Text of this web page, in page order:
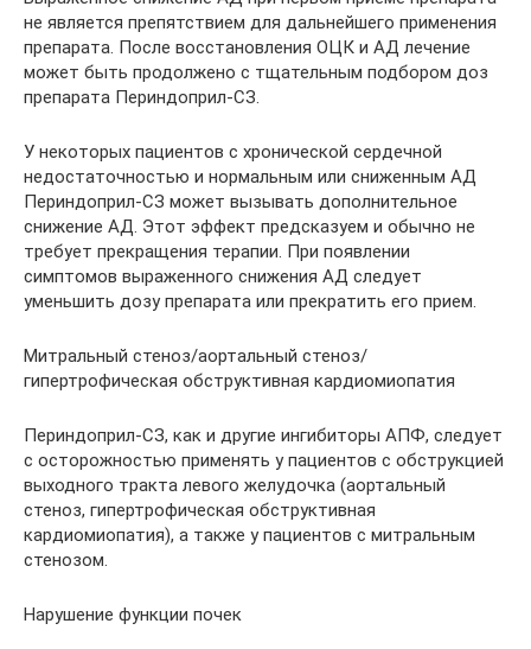
не является препятствием для дальнейшего применения
препарата. После восстановления ОЦК и АД лечение
может быть продолжено с тщательным подбором доз
препарата Периндоприл-СЗ.
У некоторых пациентов с хронической сердечной
недостаточностью и нормальным или сниженным АД
Периндоприл-СЗ может вызывать дополнительное
снижение АД. Этот эффект предсказуем и обычно не
требует прекращения терапии. При появлении
симптомов выраженного снижения АД следует
уменьшить дозу препарата или прекратить его прием.
Митральный стеноз/аортальный стеноз/
гипертрофическая обструктивная кардиомиопатия
Периндоприл-СЗ, как и другие ингибиторы АПФ, следует
с осторожностью применять у пациентов с обструкцией
выходного тракта левого желудочка (аортальный
стеноз, гипертрофическая обструктивная
кардиомиопатия), а также у пациентов с митральным
стенозом.
Нарушение функции почек